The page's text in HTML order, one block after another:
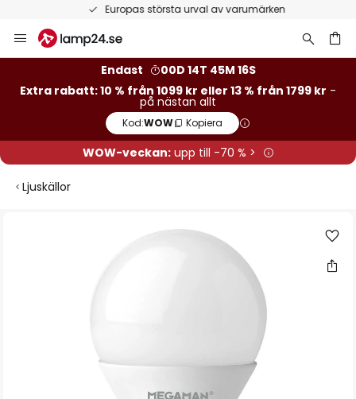
Europas största urval av varumärken
Hoppa
till
Endast
00D 14T 45M 16S
Extra rabatt: 10 % från 1099 kr eller 13 % från 1799 kr -
på nästan allt
Kod:WOW Kopiera
WOW-veckan:upp till -70 % >
Ljuskällor